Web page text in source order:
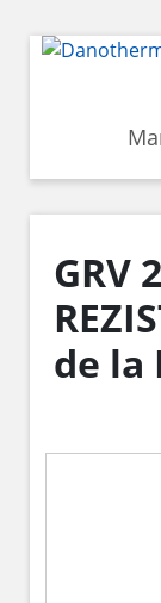
GRV
de la